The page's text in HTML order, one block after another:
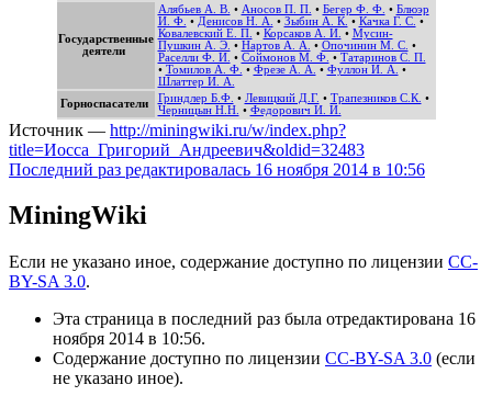
Государственные
деятели
Алябьев А. В. • Аносов П. П. • Бегер Ф. Ф. • Блюэр
И. Ф. • Денисов Н. А. • Зыбин А. К. • Качка Г. С. •
Ковалевский Е. П. • Корсаков А. И. • Мусин-
Пушкин А. Э. • Нартов А. А. • Опочинин М. С. •
Раселли Ф. И. • Соймонов М. Ф. • Татаринов С. П.
• Томилов А. Ф. • Фрезе А. А. • Фуллон И. А.
•
Шлаттер И. А.
Горноспасатели
Гриндлер Б.Ф. • Левицкий Д.Г. • Трапезников С.К. •
Черницын Н.Н. • Федорович И. И.
Источник — http://miningwiki.ru/w/index.php?
title=Иосса_Григорий_Андреевич&oldid=32483
Последний раз редактировалась 16 ноября 2014 в 10:56
MiningWiki
Если не указано иное, содержание доступно по лицензии CC-
BY-SA 3.0.
Эта страница в последний раз была отредактирована 16
ноября 2014 в 10:56.
Содержание доступно по лицензии CC-BY-SA 3.0 (если
не указано иное).